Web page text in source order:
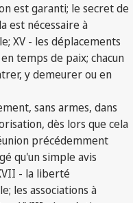
est garanti; le secret de
est nécessaire à
XV - les déplacements
temps de paix; chacun
y demeurer ou en
sans armes, dans
dès lors que cela
précédemment
qu'un simple avis
- la liberté
les associations à